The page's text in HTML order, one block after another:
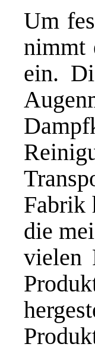
Um
nimmt
ein.
Fabrik
die
vielen